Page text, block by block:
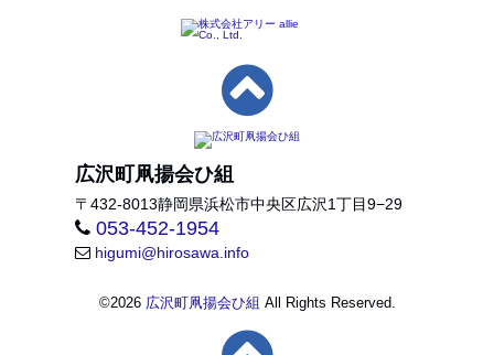
広沢町凧揚会ひ組
〒 432-8013静岡県浜松市中央区広沢1丁目9−29
053-452-1954
higumi@hirosawa.info
©2026 広沢町凧揚会ひ組 All Rights Reserved.